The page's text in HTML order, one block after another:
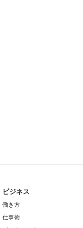
ビジネス
働き方
仕事術